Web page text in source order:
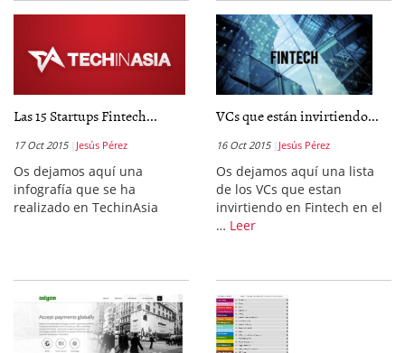
Las 15 Startups Fintech...
17 Oct 2015 Jesús Pérez
Os dejamos aquí una
infografía que se ha
realizado en TechinAsia
VCs que están invirtiendo...
16 Oct 2015 Jesús Pérez
Os dejamos aquí una lista
de los VCs que estan
invirtiendo en Fintech en el
… Leer